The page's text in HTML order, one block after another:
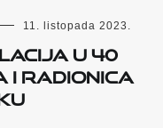
11. listopada 2023.
u 40
i radionica